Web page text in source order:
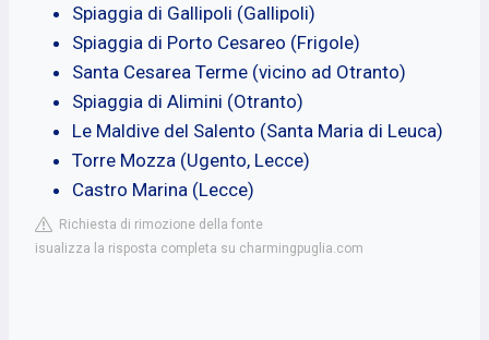
Spiaggia di Gallipoli (Gallipoli)
Spiaggia di Porto Cesareo (Frigole)
Santa Cesarea Terme (vicino ad Otranto)
Spiaggia di Alimini (Otranto)
Le Maldive del Salento (Santa Maria di Leuca)
Torre Mozza (Ugento, Lecce)
Castro Marina (Lecce)
Richiesta di rimozione della fonte
isualizza la risposta completa su charmingpuglia.com